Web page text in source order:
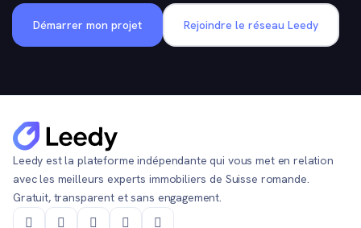
Démarrer mon projet Rejoindre le réseau Leedy
Leedy est la plateforme indépendante qui vous met en relation
avec les meilleurs experts immobiliers de Suisse romande.
Gratuit, transparent et sans engagement.